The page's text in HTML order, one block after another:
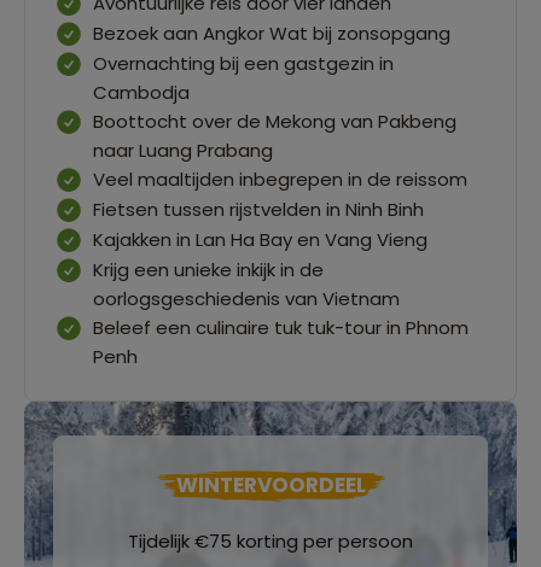
Bezoek aan Angkor Wat bij zonsopgang
Overnachting bij een gastgezin in
Cambodja
Boottocht over de Mekong van Pakbeng
naar Luang Prabang
Veel maaltijden inbegrepen in de reissom
Fietsen tussen rijstvelden in Ninh Binh
Kajakken in Lan Ha Bay en Vang Vieng
Krijg een unieke inkijk in de
oorlogsgeschiedenis van Vietnam
Beleef een culinaire tuk tuk-tour in Phnom
Penh
WINTERVOORDEEL
Tijdelijk €75 korting per persoon